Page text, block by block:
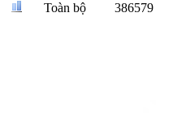
Toàn bộ
386579